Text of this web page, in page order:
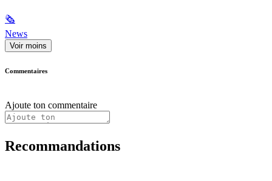
🗞
News
Voir moins
Commentaires
Ajoute ton commentaire
Recommandations